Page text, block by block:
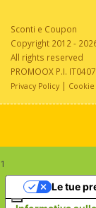
Sconti e Coupon
Copyright 2012 -
All rights reserved
PROMOOX P.I.
Privacy Policy |
1
Le tue